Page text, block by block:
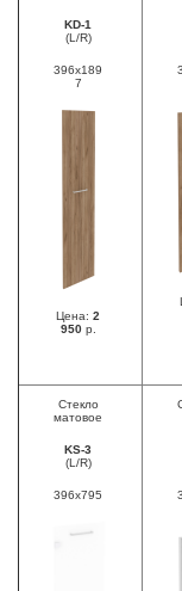
KD-1
(L/R)
396x189
7
Цена: 2
950 р.
Стекло
матовое
KS-3
(L/R)
396x795